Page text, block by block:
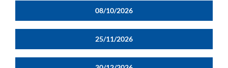
08/10/2026
25/11/2026